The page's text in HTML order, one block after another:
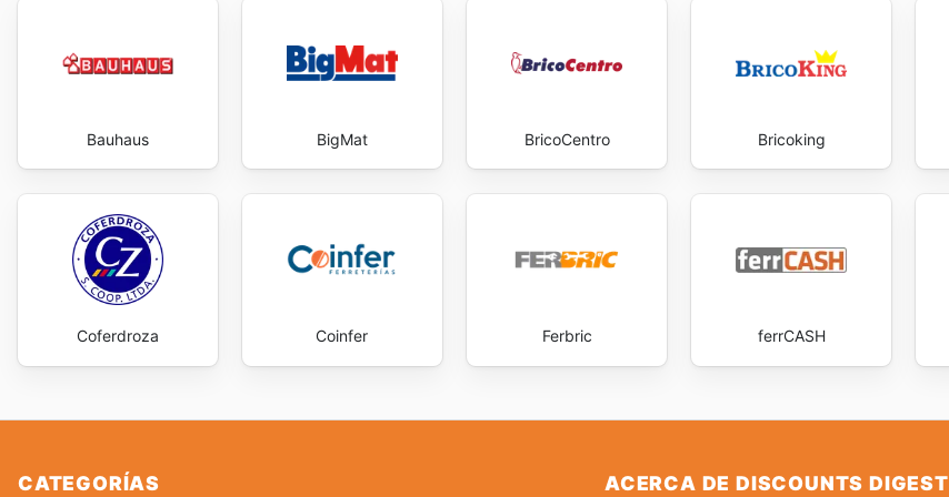
Bauhaus BigMat BricoCentro Bricoking
Coferdroza Coinfer Ferbric ferrCASH
CATEGORÍAS ACERCA DE DISCOUNTS DIGEST